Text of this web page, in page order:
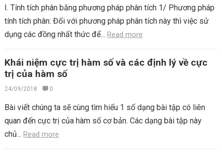
I. Tính tích phân bằng phương pháp phân tích 1/ Phương pháp
tính tích phân: Đối với phương pháp phân tích này thì việc sử
dụng các đồng nhất thức để... Read more
Khái niệm cực trị hàm số và các định lý về cực
trị của hàm số
24/09/2018 0
Bài viết chúng ta sẽ cùng tìm hiểu 1 số dạng bài tập có liên
quan đến cực trị của hàm số cơ bản. Các dạng bài tập này
chủ... Read more